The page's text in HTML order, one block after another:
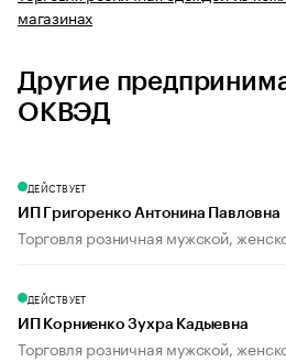
магазинах
Другие
ОКВЭД
ДЕЙСТВУЕТ
ИП Григоренко Антонина Павловна
Торговля розничная мужской,
ДЕЙСТВУЕТ
ИП Корниенко Зухра Кадыевна
Торговля розничная мужской,